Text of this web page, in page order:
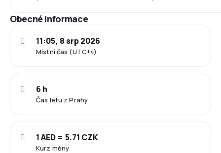
Obecné informace
Místní čas (UTC+4)
11:05, 8 srp 2026
Čas letu z Prahy
6 h
Kurz měny
1 AED = 5.71 CZK